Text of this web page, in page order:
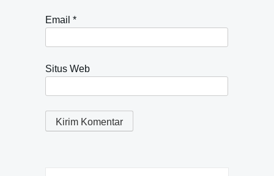
Email *
Situs Web